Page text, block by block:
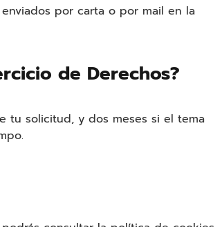
por carta o por mail en la
de Derechos?
tu solicitud, y dos meses si el tema